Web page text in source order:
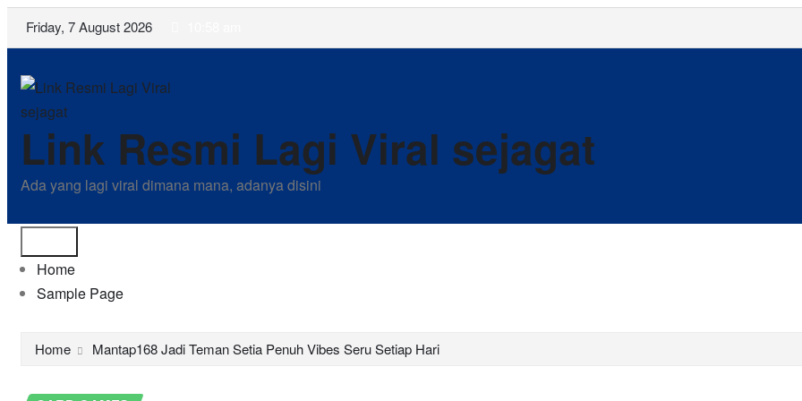
Skip
to
Friday, 7 August 2026
Link Resmi Lagi Viral sejagat
Ada yang lagi viral dimana mana, adanya disini
Home
Sample Page
Home Mantap168 Jadi Teman Setia Penuh Vibes Seru Setiap Hari